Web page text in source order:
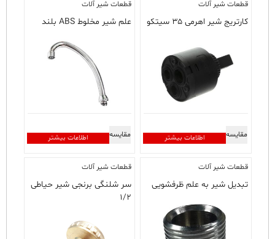
قطعات شیر آلات
کارتریج شیر اهرمی ۳۵ سیتکو
اطلاعات بیشتر مقایسه
قطعات شیر آلات
علم شیر مخلوط ABS بلند
اطلاعات بیشتر مقایسه
قطعات شیر آلات
تبدیل شیر به علم ظرفشویی
قطعات شیر آلات
سر شلنگی برنجی شیر حیاطی
۱/۲